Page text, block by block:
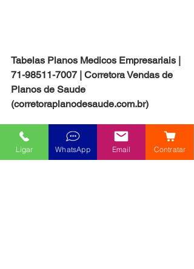
Tabelas Planos Medicos Empresariais |
71-98511-7007 | Corretora Vendas de
Planos de Saude
(corretoraplanodesaude.com.br)
Ligar WhatsApp Email Contratar